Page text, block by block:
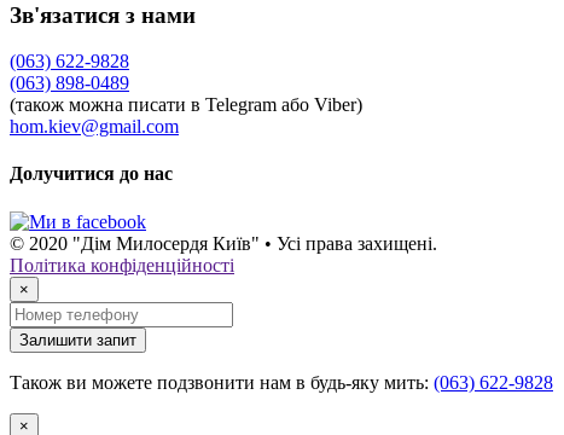
Зв'язатися з нами
(063) 622-9828
(063) 898-0489
(також можна писати в Telegram або Viber)
hom.kiev@gmail.com
Долучитися до нас
© 2020 "Дім Милосердя Київ" • Усі права захищені.
Політика конфіденційності
×
Залишити запит
Також ви можете подзвонити нам в будь-яку мить: (063) 622-9828
×